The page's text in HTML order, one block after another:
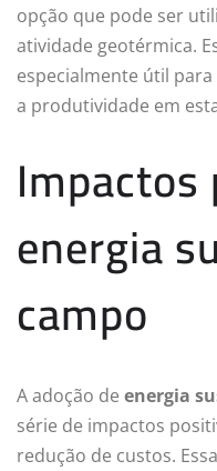
opção que pode ser
atividade geotérmica.
especialmente útil
a produtividade em
energia
campo
A adoção de energia
série de impactos
redução de custos.